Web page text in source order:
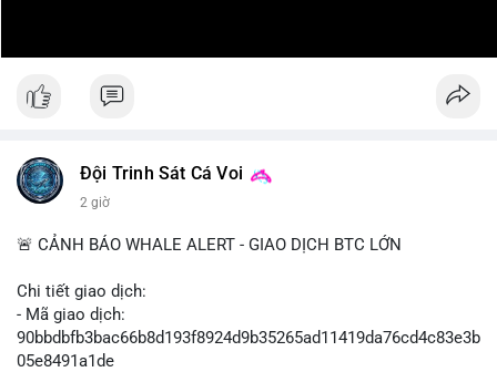
Đội Trinh Sát Cá Voi
2 giờ
🚨 CẢNH BÁO WHALE ALERT - GIAO DỊCH BTC LỚN
Chi tiết giao dịch:
- Mã giao dịch:
90bbdbfb3bac66b8d193f8924d9b35265ad11419da76cd4c83e3b
05e8491a1de